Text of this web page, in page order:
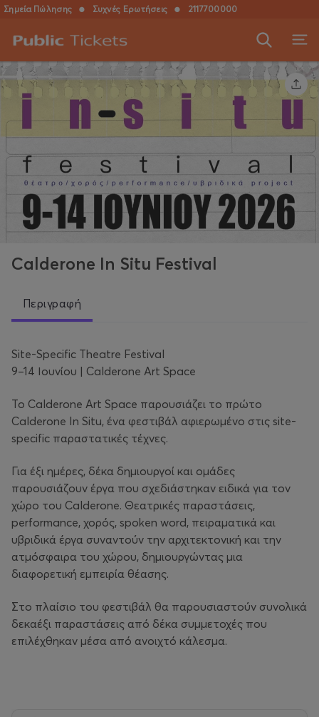
Σημεία Πώλησης ● Συχνές Ερωτήσεις ● 2117700000
Calderone In Situ Festival
Περιγραφή
Site-Specific Theatre Festival
9–14 Ιουνίου | Calderone Art Space
Το Calderone Art Space παρουσιάζει το πρώτο
Calderone In Situ, ένα φεστιβάλ αφιερωμένο στις site-
specific παραστατικές τέχνες.
Για έξι ημέρες, δέκα δημιουργοί και ομάδες
παρουσιάζουν έργα που σχεδιάστηκαν ειδικά για τον
χώρο του Calderone. Θεατρικές παραστάσεις,
performance, χορός, spoken word, πειραματικά και
υβριδικά έργα συναντούν την αρχιτεκτονική και την
ατμόσφαιρα του χώρου, δημιουργώντας μια
διαφορετική εμπειρία θέασης.
Στο πλαίσιο του φεστιβάλ θα παρουσιαστούν συνολικά
δεκαέξι παραστάσεις από δέκα συμμετοχές που
επιλέχθηκαν μέσα από ανοιχτό κάλεσμα.